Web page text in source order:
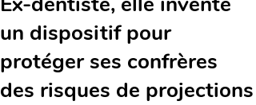
un dispositif pour
protéger ses confrères
des risques de projections